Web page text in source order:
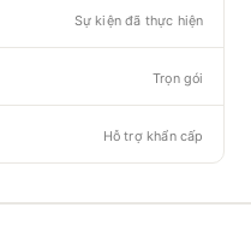
Sự kiện đã thực hiện
Trọn gói
Hỗ trợ khẩn cấp